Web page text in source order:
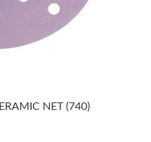
NET (740)